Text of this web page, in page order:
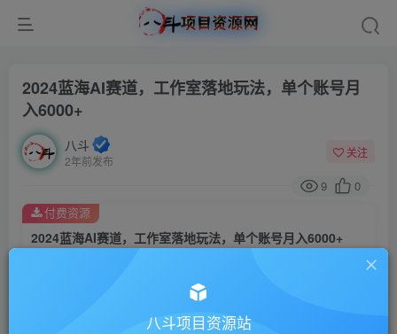
2024蓝海AI赛道，工作室落地玩法，单个账号月
入6000+
八斗
2年前发布
关注
9 0
2024蓝海AI赛道，工作室落地玩法，单个账号月入6000+
9.9
付费资源
八斗项目资源站